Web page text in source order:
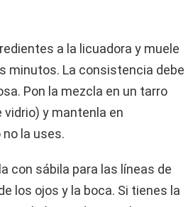
a la licuadora y muele
minutos. La consistencia debe
Pon la mezcla en un tarro
y mantenla en
la uses.
con sábila para las líneas de
los ojos y la boca. Si tienes la